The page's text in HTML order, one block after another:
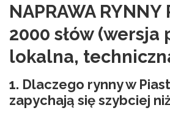
NAPRAWA RYNNY
2000 słów
lokalna,
1. Dlaczego rynny w
zapychają się szybciej